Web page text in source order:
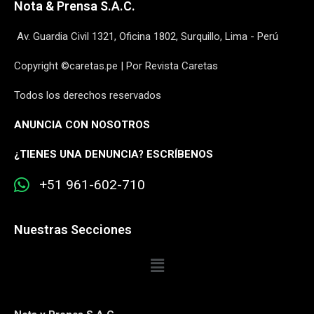
Nota & Prensa S.A.C.
Av. Guardia Civil 1321, Oficina 1802, Surquillo, Lima - Perú
Copyright ©caretas.pe | Por Revista Caretas
Todos los derechos reservados
ANUNCIA CON NOSOTROS
¿TIENES UNA DENUNCIA? ESCRÍBENOS
+51 961-602-710
Nuestras Secciones